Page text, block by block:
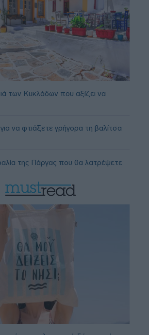
των Κυκλάδων που αξίζει να
να φτιάξετε γρήγορα τη βαλίτσα
της Πάργας που θα λατρέψετε